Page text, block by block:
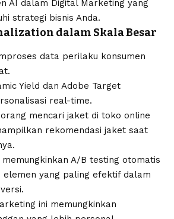
AI dalam Digital Marketing yang
strategi bisnis Anda.
dalam Skala Besar
data perilaku konsumen
Yield dan Adobe Target
real-time.
mencari jaket di toko online
rekomendasi jaket saat
A/B testing otomatis
elemen yang paling efektif dalam
ini memungkinkan